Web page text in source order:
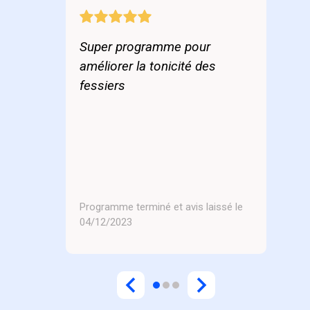
Super programme pour
améliorer la tonicité des
fessiers
Programme terminé et avis laissé le
04/12/2023